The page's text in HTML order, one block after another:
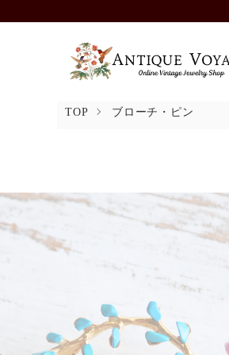
TOP ブローチ・ピン